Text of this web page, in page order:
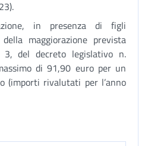
in presenza di figli
maggiorazione prevista
3, del decreto legislativo n.
di 91,90 euro per un
(importi rivalutati per l’anno